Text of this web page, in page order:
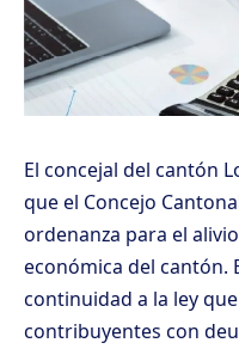
El concejal del cantón
que el Concejo
ordenanza para el
económica del cantón.
continuidad a la ley
contribuyentes con